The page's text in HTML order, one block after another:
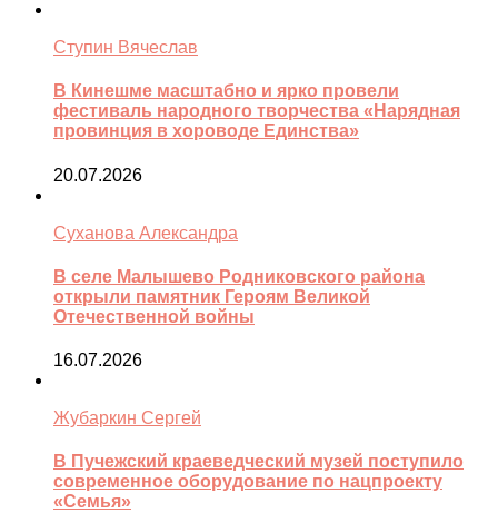
Ступин Вячеслав
В Кинешме масштабно и ярко провели
фестиваль народного творчества «Нарядная
провинция в хороводе Единства»
20.07.2026
Суханова Александра
В селе Малышево Родниковского района
открыли памятник Героям Великой
Отечественной войны
16.07.2026
Жубаркин Сергей
В Пучежский краеведческий музей поступило
современное оборудование по нацпроекту
«Семья»